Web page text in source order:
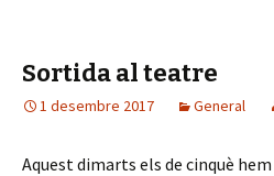
k
Sortida al teatre
1 desembre 2017 General
Aquest dimarts els de cinquè